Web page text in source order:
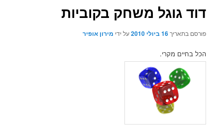
דוד גוגל משחק בקוביות
פורסם בתאריך16 ביולי 2010 על ידי מירון אופיר
הכל בחיים מקרי.